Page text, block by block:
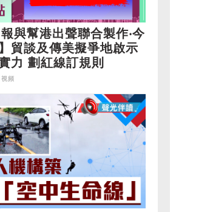
報與幫港出聲聯合製作‧今
貿談及傳美擬爭地啟示
力 劃紅線訂規則
頻